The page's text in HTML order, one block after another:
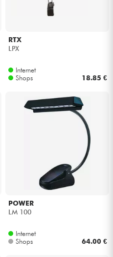
RTX
LPX
Internet
Shops
18.85 €
POWER
LM 100
Internet
Shops
64.00 €